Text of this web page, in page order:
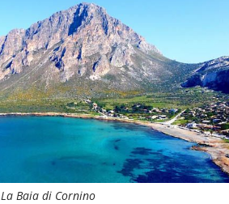
La Baia di Cornino